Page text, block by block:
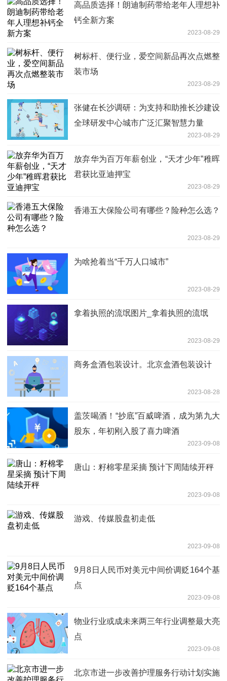
高品质选择！朗迪制药带给老年人理想补
钙全新方案
2023-08-29
树标杆、便行业，爱空间新品再次点燃整
装市场
2023-08-29
张健在长沙调研：为支持和助推长沙建设
全球研发中心城市广泛汇聚智慧力量
2023-08-29
放弃华为百万年薪创业，“天才少年”稚晖
君获比亚迪押宝
2023-08-29
香港五大保险公司有哪些？险种怎么选？
2023-08-29
为啥抢着当“千万人口城市”
2023-08-29
拿着执照的流氓图片_拿着执照的流氓
2023-08-29
商务盒酒包装设计。北京盒酒包装设计
2023-08-28
盖茨喝酒！“抄底”百威啤酒，成为第九大
股东，年初刚入股了喜力啤酒
2023-09-08
唐山：籽棉零星采摘 预计下周陆续开秤
2023-09-08
游戏、传媒股盘初走低
2023-09-08
9月8日人民币对美元中间价调贬164个基
点
2023-09-08
物业行业或成未来两三年行业调整最大亮
点
2023-09-08
北京市进一步改善护理服务行动计划实施